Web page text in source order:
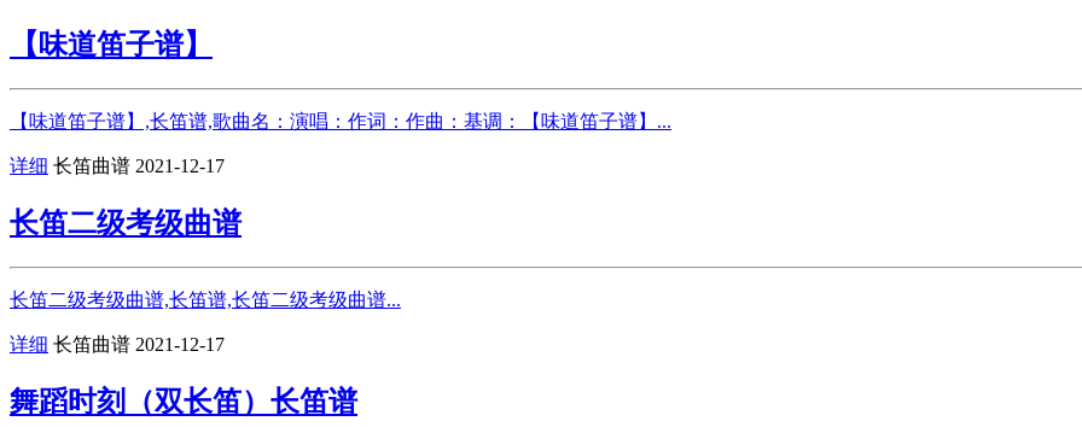
【味道笛子谱】
【味道笛子谱】,长笛谱,歌曲名：演唱：作词：作曲：基调：【味道笛子谱】...
详细 长笛曲谱 2021-12-17
长笛二级考级曲谱
长笛二级考级曲谱,长笛谱,长笛二级考级曲谱...
详细 长笛曲谱 2021-12-17
舞蹈时刻（双长笛）长笛谱